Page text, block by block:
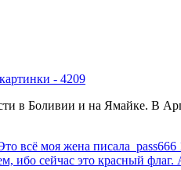
- 4209
в Боливии и на Ямайке. В
всё моя жена писала pass666
ибо сейчас это красный